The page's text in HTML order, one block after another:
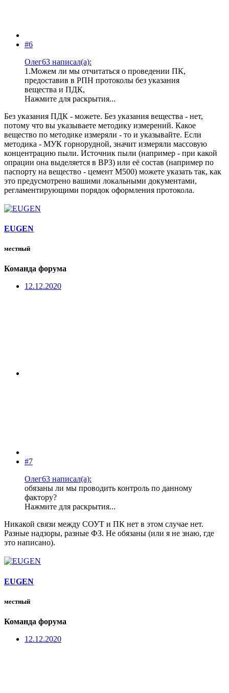
#6
Олег63 написал(а):
1.Можем ли мы отчитаться о проведении ПК,
предоставив в РПН протоколы без указания
вещества и ПДК,
Нажмите для раскрытия...
Без указания ПДК - можете. Без указания вещества - нет,
потому что вы указываете методику измерений. Какое
вещество по методике измеряли - то и указывайте. Если
методика - МУК горнорудной, значит измеряли массовую
концентрацию пыли. Источник пыли (например - при какой
опрации она выделяется в ВРЗ) или её состав (например по
паспорту на вещество - цемент М500) можете указать так, как
это предусмотрено вашими локальными документами,
регламентирующими порядок оформления протокола.
EUGEN
местный
Команда форума
12.12.2020
#7
Олег63 написал(а):
обязаны ли мы проводить контроль по данному
фактору?
Нажмите для раскрытия...
Никакой связи между СОУТ и ПК нет в этом случае нет.
Разные надзоры, разные ФЗ. Не обязаны (или я не знаю, где
это написано).
EUGEN
местный
Команда форума
12.12.2020